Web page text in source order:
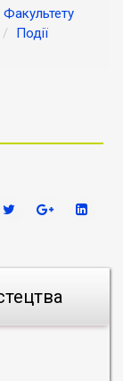
Події